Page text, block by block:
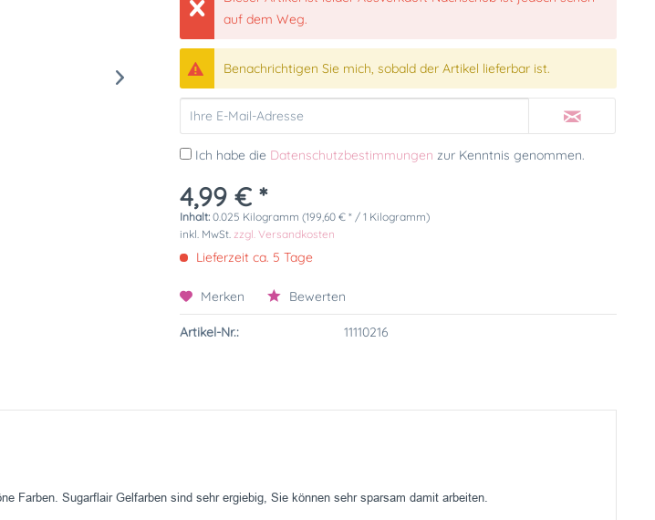
auf dem Weg.
Benachrichtigen Sie mich, sobald der Artikel lieferbar ist.
Ich habe die Datenschutzbestimmungen zur Kenntnis genommen.
4,99 € *
Inhalt:0.025 Kilogramm (199,60 € * / 1 Kilogramm)
inkl. MwSt.zzgl. Versandkosten
Lieferzeit ca. 5 Tage
Merken Bewerten
Artikel-Nr.: 11110216
Farben. Sugarflair Gelfarben sind sehr ergiebig, Sie können sehr sparsam damit arbeiten.